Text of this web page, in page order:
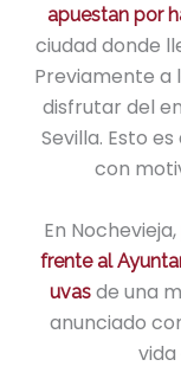
apuestan por
ciudad donde
Previamente a
disfrutar del
Sevilla. Esto
con
En Nochevieja,
frente al
uvas de una
anunciado
vida